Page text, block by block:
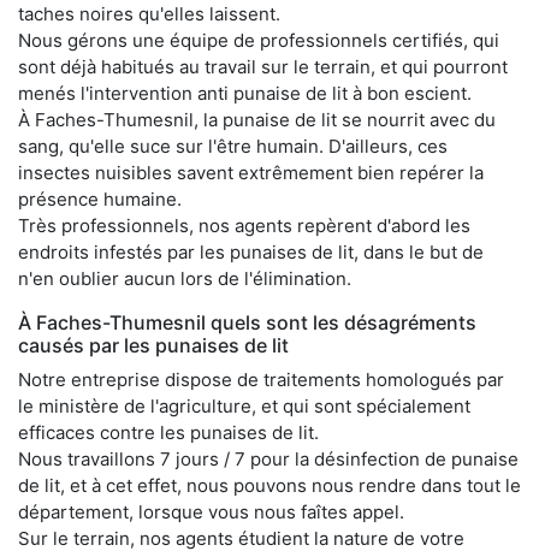
taches noires qu'elles laissent.
Nous gérons une équipe de professionnels certifiés, qui
sont déjà habitués au travail sur le terrain, et qui pourront
menés l'intervention anti punaise de lit à bon escient.
À Faches-Thumesnil, la punaise de lit se nourrit avec du
sang, qu'elle suce sur l'être humain. D'ailleurs, ces
insectes nuisibles savent extrêmement bien repérer la
présence humaine.
Très professionnels, nos agents repèrent d'abord les
endroits infestés par les punaises de lit, dans le but de
n'en oublier aucun lors de l'élimination.
À Faches-Thumesnil quels sont les désagréments
causés par les punaises de lit
Notre entreprise dispose de traitements homologués par
le ministère de l'agriculture, et qui sont spécialement
efficaces contre les punaises de lit.
Nous travaillons 7 jours / 7 pour la désinfection de punaise
de lit, et à cet effet, nous pouvons nous rendre dans tout le
département, lorsque vous nous faîtes appel.
Sur le terrain, nos agents étudient la nature de votre